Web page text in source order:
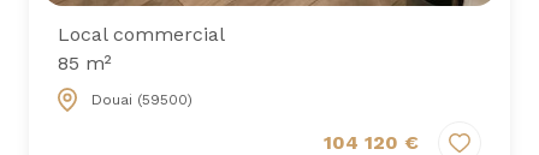
Local commercial
85 m²
Douai (59500)
104 120 €